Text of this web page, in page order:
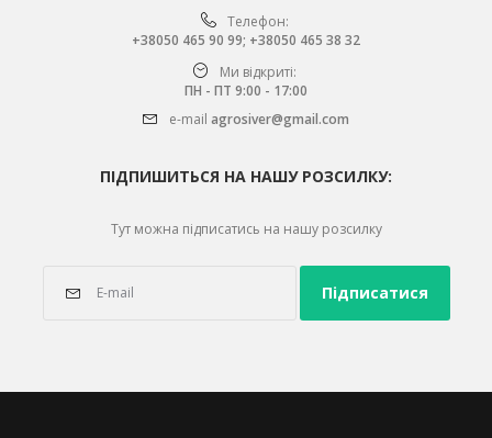
Телефон:
+38050 465 90 99; +38050 465 38 32
Ми відкриті:
ПН - ПТ 9:00 - 17:00
e-mail agrosiver@gmail.com
ПІДПИШИТЬСЯ НА НАШУ РОЗСИЛКУ:
Тут можна підписатись на нашу розсилку
Підписатися